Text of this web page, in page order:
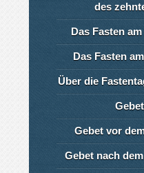
des
Das Fasten
Das Fasten
Über die
Gebet vor
Gebet nach